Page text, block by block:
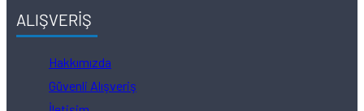
ALIŞVERİŞ
Hakkımızda
Güvenli Alışveriş